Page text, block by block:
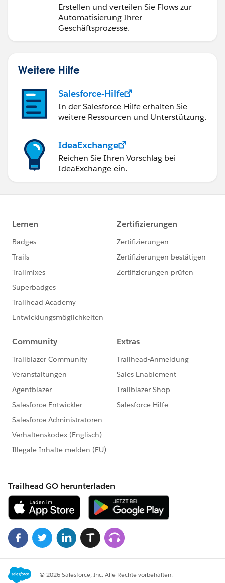
Erstellen und verteilen Sie Flows zur
Automatisierung Ihrer
Geschäftsprozesse.
Weitere Hilfe
Salesforce-Hilfe
In der Salesforce-Hilfe erhalten Sie
weitere Ressourcen und Unterstützung.
IdeaExchange
Reichen Sie Ihren Vorschlag bei
IdeaExchange ein.